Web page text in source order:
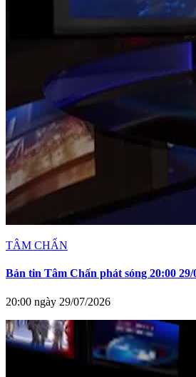
TÂM CHẤN
Bản tin Tâm Chấn phát sóng 20:00 29/
20:00 ngày 29/07/2026